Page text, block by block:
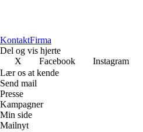
KontaktFirma
Del og vis hjerte
X
Facebook Instagram
Lær os at kende
Send mail
Presse
Kampagner
Min side
Mailnyt